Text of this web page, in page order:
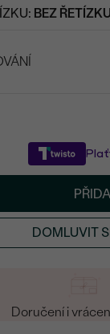
BEZ
DOMLUVIT
Doručení i